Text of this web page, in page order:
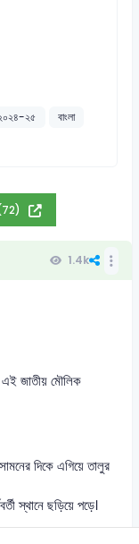
২০২৪-২৫
বাংলা
1.4k
এই জাতীয় মৌলিক
দিকে এগিয়ে তালুর
স্থানে ছড়িয়ে পড়ে।